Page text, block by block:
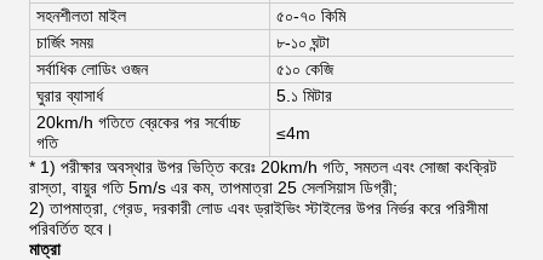
সহনশীলতা মাইল
৫০-৭০ কিমি
চার্জিং সময়
৮-১০ ঘন্টা
সর্বাধিক লোডিং ওজন
৫১০ কেজি
ঘুরার ব্যাসার্ধ
5.১ মিটার
20km/h গতিতে ব্রেকের পর সর্বোচ্চ
গতি
≤4m
* 1) পরীক্ষার অবস্থার উপর ভিত্তি করেঃ 20km/h গতি, সমতল এবং সোজা কংক্রিট
রাস্তা, বায়ুর গতি 5m/s এর কম, তাপমাত্রা 25 সেলসিয়াস ডিগ্রী;
2) তাপমাত্রা, গ্রেড, দরকারী লোড এবং ড্রাইভিং স্টাইলের উপর নির্ভর করে পরিসীমা
পরিবর্তিত হবে।
মাত্রা